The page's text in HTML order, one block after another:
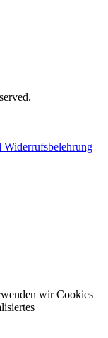
Widerrufsbelehrung
wir Cookies